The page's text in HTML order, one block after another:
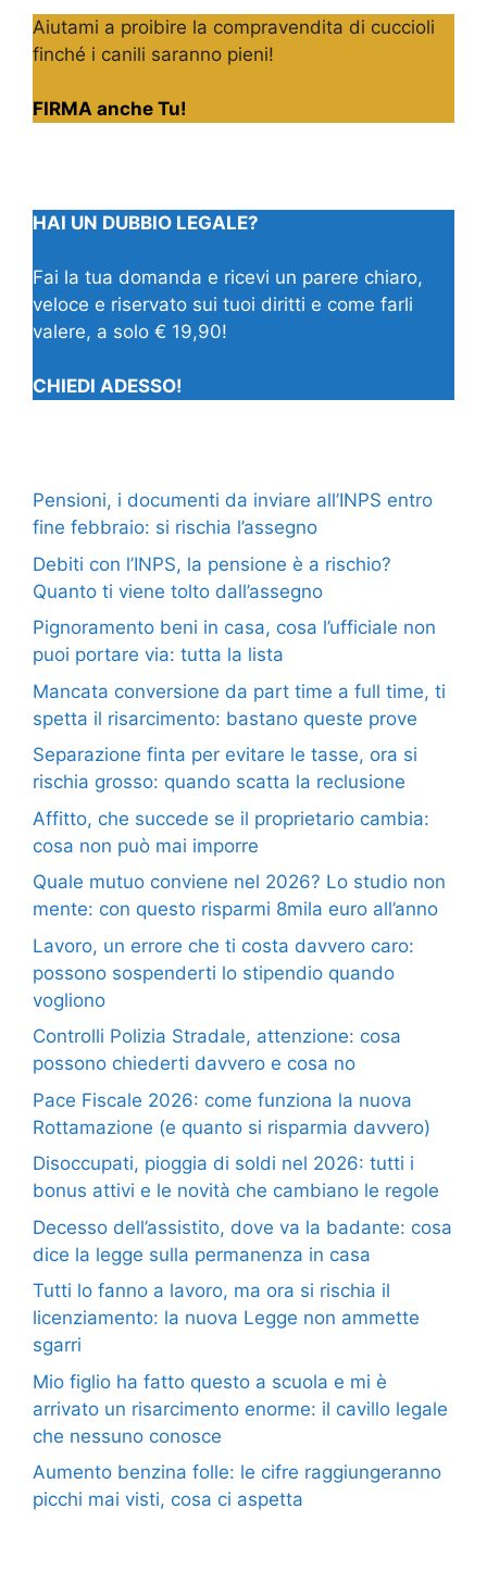
Aiutami a proibire la compravendita di cuccioli
finché i canili saranno pieni!
FIRMA anche Tu!
HAI UN DUBBIO LEGALE?
Fai la tua domanda e ricevi un parere chiaro,
veloce e riservato sui tuoi diritti e come farli
valere, a solo € 19,90!
CHIEDI ADESSO!
Pensioni, i documenti da inviare all’INPS entro
fine febbraio: si rischia l’assegno
Debiti con l’INPS, la pensione è a rischio?
Quanto ti viene tolto dall’assegno
Pignoramento beni in casa, cosa l’ufficiale non
puoi portare via: tutta la lista
Mancata conversione da part time a full time, ti
spetta il risarcimento: bastano queste prove
Separazione finta per evitare le tasse, ora si
rischia grosso: quando scatta la reclusione
Affitto, che succede se il proprietario cambia:
cosa non può mai imporre
Quale mutuo conviene nel 2026? Lo studio non
mente: con questo risparmi 8mila euro all’anno
Lavoro, un errore che ti costa davvero caro:
possono sospenderti lo stipendio quando
vogliono
Controlli Polizia Stradale, attenzione: cosa
possono chiederti davvero e cosa no
Pace Fiscale 2026: come funziona la nuova
Rottamazione (e quanto si risparmia davvero)
Disoccupati, pioggia di soldi nel 2026: tutti i
bonus attivi e le novità che cambiano le regole
Decesso dell’assistito, dove va la badante: cosa
dice la legge sulla permanenza in casa
Tutti lo fanno a lavoro, ma ora si rischia il
licenziamento: la nuova Legge non ammette
sgarri
Mio figlio ha fatto questo a scuola e mi è
arrivato un risarcimento enorme: il cavillo legale
che nessuno conosce
Aumento benzina folle: le cifre raggiungeranno
picchi mai visti, cosa ci aspetta